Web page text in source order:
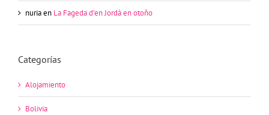
nuriaen La Fageda d’en Jordà en otoño
Categorías
Alojamiento
Bolivia